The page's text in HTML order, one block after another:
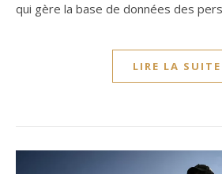
qui gère la base de données des
LIRE LA SUITE